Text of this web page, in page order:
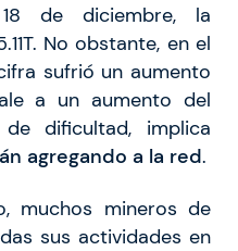
de diciembre, la
No obstante, en el
sufrió un aumento
a un aumento del
de dificultad, implica
agregando a la red.
muchos mineros de
sus actividades en